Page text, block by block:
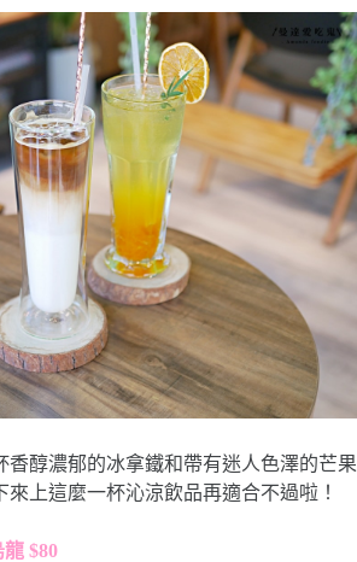
香醇濃郁的冰拿鐵和帶有迷人色澤的芒果
上這麼一杯沁涼飲品再適合不過啦！
$80